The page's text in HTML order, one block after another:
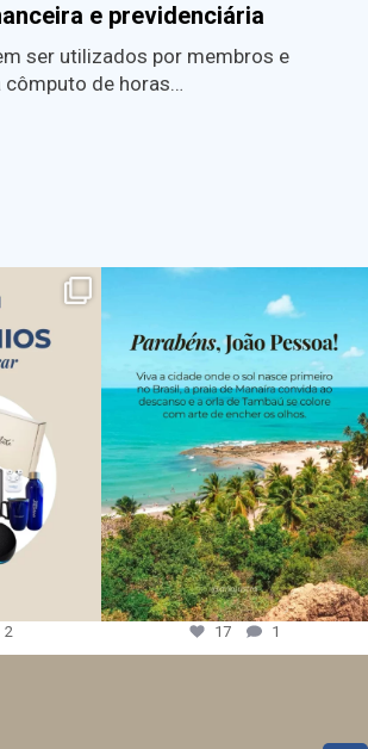
e previdenciária
ser utilizados por membros e
cômputo de horas…
2 17 1